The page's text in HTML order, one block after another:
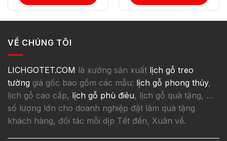
VỀ CHÚNG TÔI
LICHGOTET.COM là xưởng sản xuất lịch gỗ treo
tường giá gốc bao gồm các mẫu: lịch gỗ phong thủy,
lịch gỗ cao cấp, lịch gỗ phù điêu, lịch gỗ quà tặng, …
số lượng lớn cho doanh nghiệp đặt làm quà tặng
khách hàng, đối tác mỗi dịp Tết đến, Xuân về.